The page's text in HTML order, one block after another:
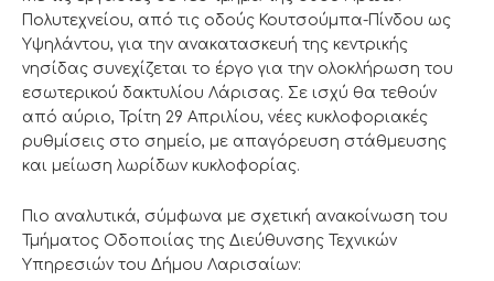
Πολυτεχνείου, από τις οδούς Κουτσούμπα-Πίνδου ως
Υψηλάντου, για την ανακατασκευή της κεντρικής
νησίδας συνεχίζεται το έργο για την ολοκλήρωση του
εσωτερικού δακτυλίου Λάρισας. Σε ισχύ θα τεθούν
από αύριο, Τρίτη 29 Απριλίου, νέες κυκλοφοριακές
ρυθμίσεις στο σημείο, με απαγόρευση στάθμευσης
και μείωση λωρίδων κυκλοφορίας.
Πιο αναλυτικά, σύμφωνα με σχετική ανακοίνωση του
Τμήματος Οδοποιίας της Διεύθυνσης Τεχνικών
Υπηρεσιών του Δήμου Λαρισαίων: